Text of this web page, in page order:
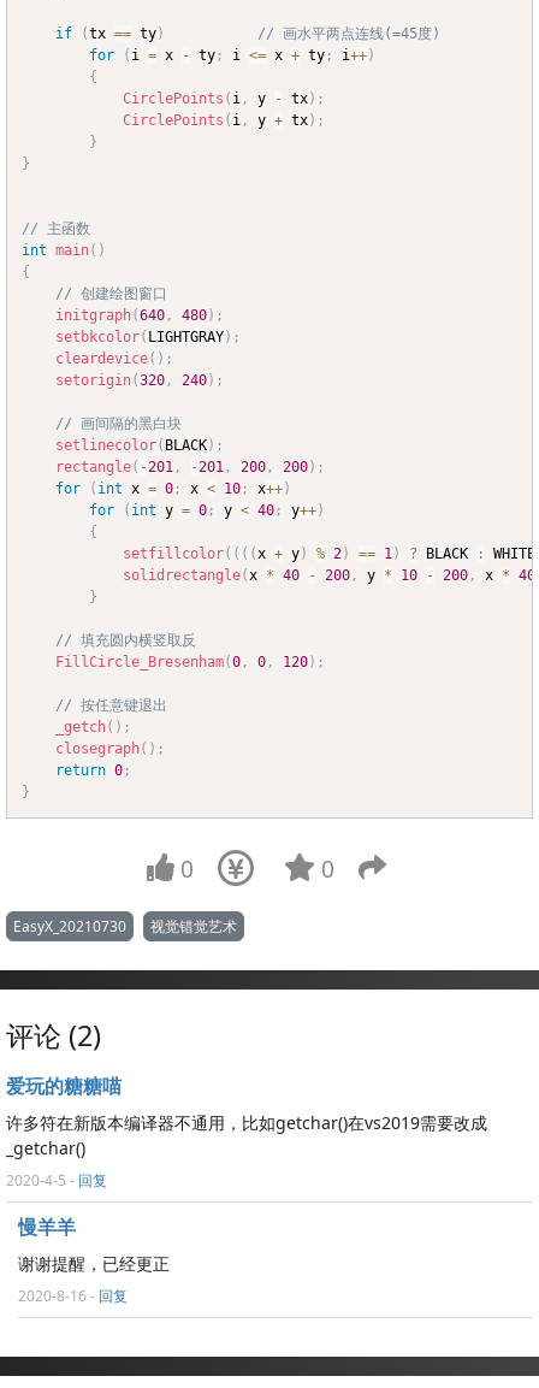
if (tx == ty)
// 画水平两点连线(=45度)
for
( i = x - ty ; i <= x + ty ; i++)
{
CirclePoints ( i , y - tx) ;
CirclePoints ( i , y + tx) ;
}
}
// 主函数
int main( )
{
// 创建绘图窗口
initgraph(640 , 480) ;
setbkcolor( LIGHTGRAY) ;
cleardevice( ) ;
setorigin(320 , 240) ;
// 画间隔的黑白块
setlinecolor( BLACK) ;
rectangle( -201 , -201 , 200 , 200) ;
for
( int x = 0 ; x < 10 ; x++)
for
( int y = 0 ; y < 40 ; y++)
{
setfillcolor( ( ( (x + y) % 2) == 1) ? BLACK : WHITE
solidrectangle(x * 40 - 200 , y * 10 - 200 , x * 40
}
// 填充圆内横竖取反
FillCircle_Bresenham(0 , 0 , 120) ;
// 按任意键退出
_getch( ) ;
closegraph( ) ;
return 0 ;
}
0 0
EasyX_20210730 视觉错觉艺术
评论 (2)
爱玩的糖糖喵
许多符在新版本编译器不通用，比如getchar()在vs2019需要改成
_getchar()
2020-4-5 - 回复
慢羊羊
谢谢提醒，已经更正
2020-8-16 - 回复